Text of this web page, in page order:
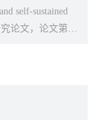
self-sustained
究论文，论文第一
为第一完成单